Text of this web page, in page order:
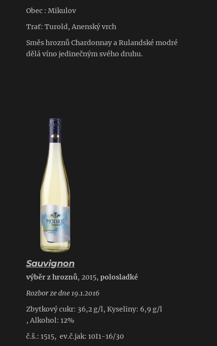
Obec : Mikulov
Trať: Turold, Anenský vrch
Směs hroznů Chardonnay a Rulandské modré
dělá víno jedinečným svého druhu.
Sauvignon
výběr z hroznů, 2015, polosladké
Rozbor ze dne 19.1.2016
Zbytkový cukr: 36,2 g/l, Kyseliny: 6,9 g/l
, Alkohol: 12%
č.š.: 1515, ev.č.jak: 10I1-16/30